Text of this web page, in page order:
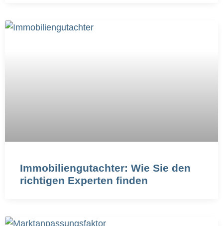
Immobiliengutachter: Wie Sie den
richtigen Experten finden